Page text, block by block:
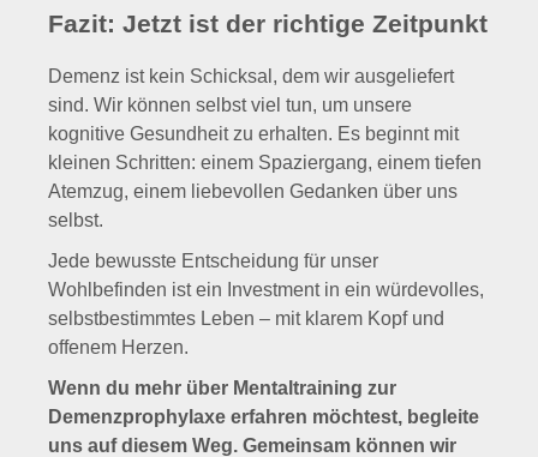
Fazit: Jetzt ist der richtige Zeitpunkt
Demenz ist kein Schicksal, dem wir ausgeliefert
sind. Wir können selbst viel tun, um unsere
kognitive Gesundheit zu erhalten. Es beginnt mit
kleinen Schritten: einem Spaziergang, einem tiefen
Atemzug, einem liebevollen Gedanken über uns
selbst.
Jede bewusste Entscheidung für unser
Wohlbefinden ist ein Investment in ein würdevolles,
selbstbestimmtes Leben – mit klarem Kopf und
offenem Herzen.
Wenn du mehr über Mentaltraining zur
Demenzprophylaxe erfahren möchtest, begleite
uns auf diesem Weg. Gemeinsam können wir